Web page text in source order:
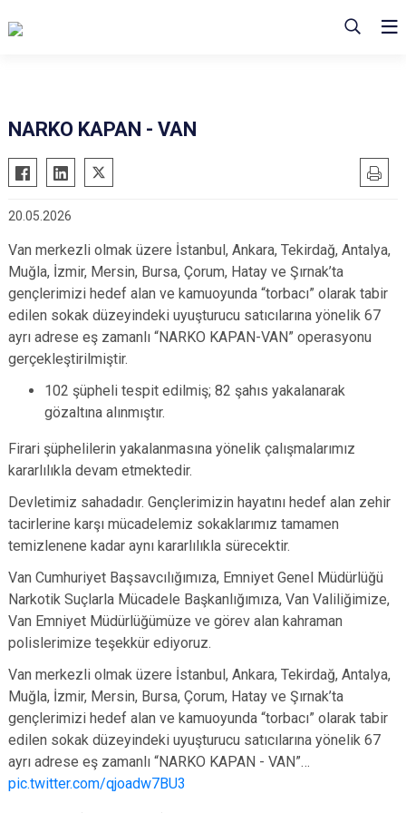
NARKO KAPAN - VAN
20.05.2026
Van merkezli olmak üzere İstanbul, Ankara, Tekirdağ, Antalya,
Muğla, İzmir, Mersin, Bursa, Çorum, Hatay ve Şırnak’ta
gençlerimizi hedef alan ve kamuoyunda “torbacı” olarak tabir
edilen sokak düzeyindeki uyuşturucu satıcılarına yönelik 67
ayrı adrese eş zamanlı “NARKO KAPAN-VAN” operasyonu
gerçekleştirilmiştir.
102 şüpheli tespit edilmiş; 82 şahıs yakalanarak
gözaltına alınmıştır.
Firari şüphelilerin yakalanmasına yönelik çalışmalarımız
kararlılıkla devam etmektedir.
Devletimiz sahadadır. Gençlerimizin hayatını hedef alan zehir
tacirlerine karşı mücadelemiz sokaklarımız tamamen
temizlenene kadar aynı kararlılıkla sürecektir.
Van Cumhuriyet Başsavcılığımıza, Emniyet Genel Müdürlüğü
Narkotik Suçlarla Mücadele Başkanlığımıza, Van Valiliğimize,
Van Emniyet Müdürlüğümüze ve görev alan kahraman
polislerimize teşekkür ediyoruz.
Van merkezli olmak üzere İstanbul, Ankara, Tekirdağ, Antalya,
Muğla, İzmir, Mersin, Bursa, Çorum, Hatay ve Şırnak’ta
gençlerimizi hedef alan ve kamuoyunda “torbacı” olarak tabir
edilen sokak düzeyindeki uyuşturucu satıcılarına yönelik 67
ayrı adrese eş zamanlı “NARKO KAPAN - VAN”…
pic.twitter.com/qjoadw7BU3